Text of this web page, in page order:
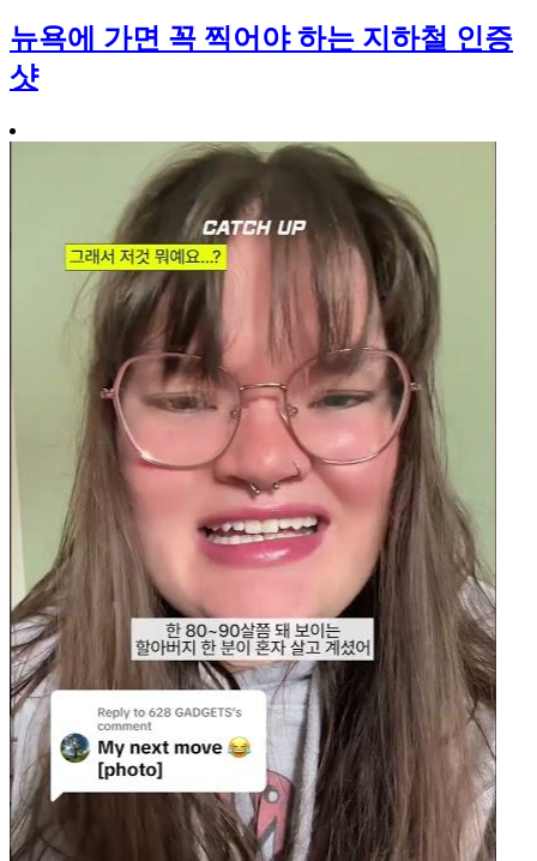
뉴욕에 가면 꼭 찍어야 하는 지하철 인증
샷